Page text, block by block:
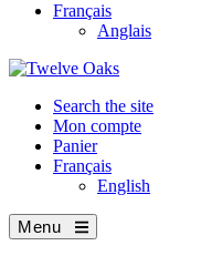
Français
Anglais
Search the site
Mon compte
Panier
Français
English
Menu